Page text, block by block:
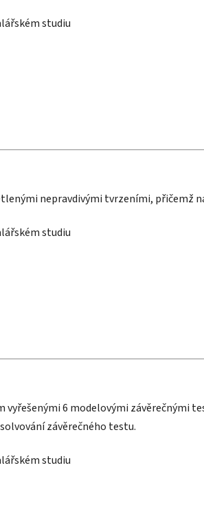
studiu
nepravdivými tvrzeními, přičemž
studiu
6 modelovými závěrečnými
závěrečného testu.
studiu